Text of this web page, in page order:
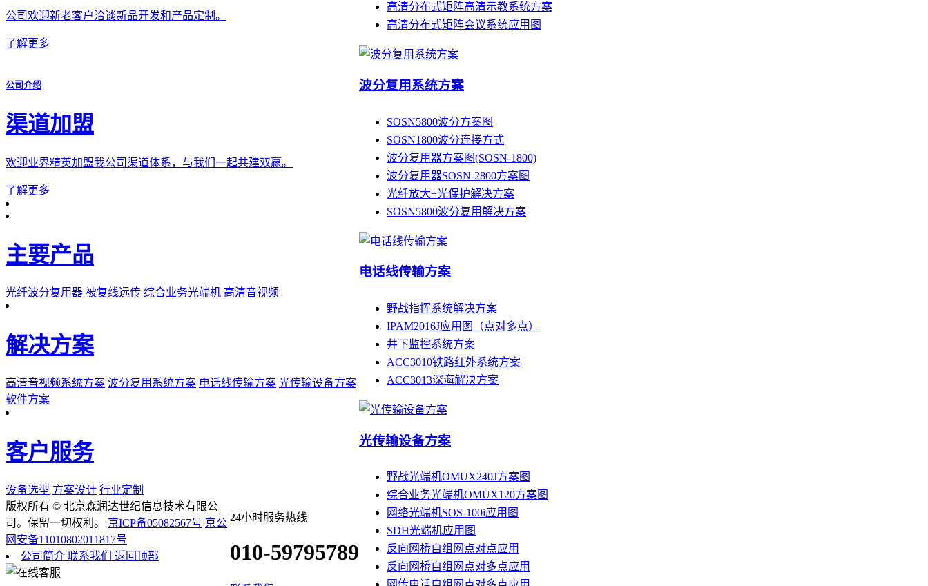
高清分布式矩阵高清示教系统方案
高清分布式矩阵会议系统应用图
波分复用系统方案
SOSN5800波分方案图
SOSN1800波分连接方式
波分复用器方案图(SOSN-1800)
波分复用器SOSN-2800方案图
光纤放大+光保护解决方案
SOSN5800波分复用解决方案
电话线传输方案
野战指挥系统解决方案
IPAM2016J应用图（点对多点）
井下监控系统方案
ACC3010铁路红外系统方案
ACC3013深海解决方案
光传输设备方案
野战光端机OMUX240J方案图
综合业务光端机OMUX120方案图
网络光端机SOS-100i应用图
SDH光端机应用图
反向网桥自组网点对点应用
反向网桥自组网点对多点应用
公司欢迎新老客户洽谈新品开发和产品定制。
了解更多
公司介绍
渠道加盟
欢迎业界精英加盟我公司渠道体系，与我们一起共建双赢。
了解更多
主要产品
光纤波分复用器 被复线远传 综合业务光端机 高清音视频
解决方案
高清音视频系统方案 波分复用系统方案 电话线传输方案 光传输设备方案
软件方案
客户服务
设备选型 方案设计 行业定制
24小时服务热线
010-59795789
版权所有 © 北京森润达世纪信息技术有限公
司。保留一切权利。 京ICP备05082567号 京公
网安备11010802011817号
公司简介 联系我们 返回顶部